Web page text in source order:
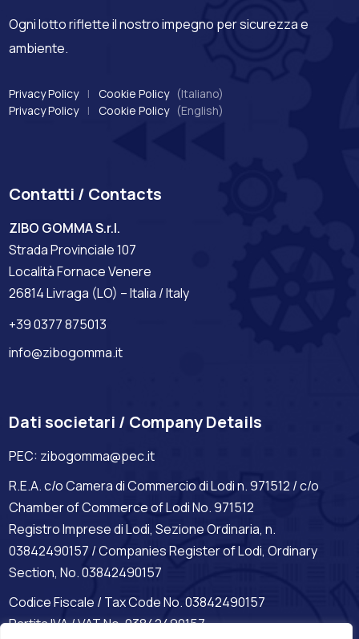
Ogni lotto riflette il nostro impegno per sicurezza e
ambiente.
Privacy Policy | Cookie Policy (Italiano)
Privacy Policy
| Cookie Policy (English)
Contatti / Contacts
ZIBO GOMMA S.r.l.
Strada Provinciale 107
Località Fornace Venere
26814 Livraga (LO) – Italia / Italy
+39 0377 875013
info@zibogomma.it
Dati societari / Company Details
PEC: zibogomma@pec.it
R.E.A. c/o Camera di Commercio di Lodi n. 971512 / c/o
Chamber of Commerce of Lodi No. 971512
Registro Imprese di Lodi, Sezione Ordinaria, n.
03842490157 / Companies Register of Lodi, Ordinary
Section, No. 03842490157
Codice Fiscale / Tax Code No. 03842490157
Partita IVA / VAT No. 03842490157